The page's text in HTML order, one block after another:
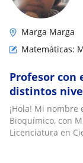
Marga Marga
Matemáticas:
Profesor con
distintos
PAES,
¡Hola! Mi nombre
Bioquímico, con
Licenciatura en